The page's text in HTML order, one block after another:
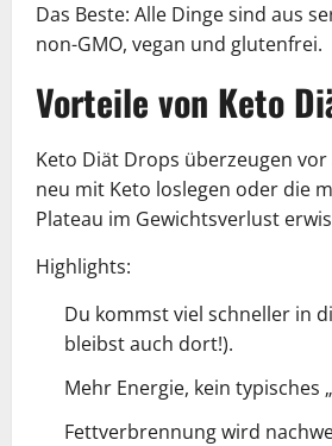
Das Beste: Alle Dinge sind aus
non-GMO, vegan und glutenfrei.
Vorteile von Keto
Keto Diät Drops überzeugen
neu mit Keto loslegen oder die
Plateau im Gewichtsverlust
Highlights:
Du kommst viel schneller in
bleibst auch dort!).
Mehr Energie, kein typisches
Fettverbrennung wird